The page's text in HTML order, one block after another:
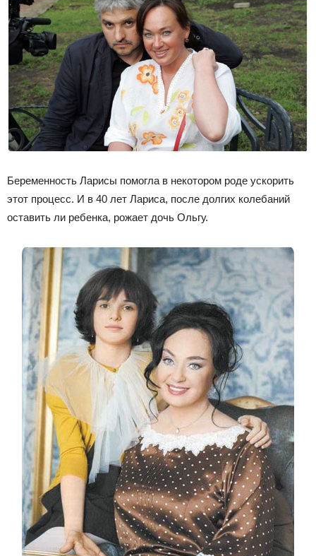
Беременность Ларисы помогла в некотором роде ускорить
этот процесс. И в 40 лет Лариса, после долгих колебаний
оставить ли ребенка, рожает дочь Ольгу.